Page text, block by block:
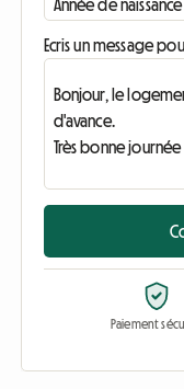
Ecris un message
Paiement